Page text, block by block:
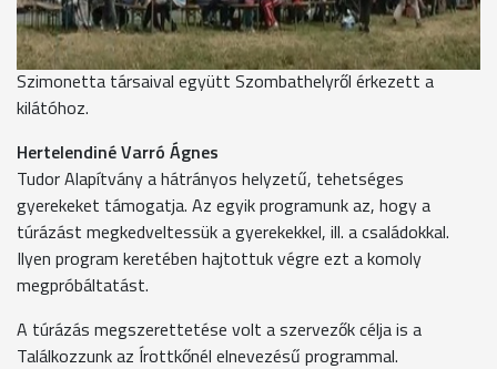
Horváth Szimonetta
Még kétszer ennyit lehetne gyalogolni, és akkor elfáradok.
Szimonetta társaival együtt Szombathelyről érkezett a
kilátóhoz.
Hertelendiné Varró Ágnes
Tudor Alapítvány a hátrányos helyzetű, tehetséges
gyerekeket támogatja. Az egyik programunk az, hogy a
túrázást megkedveltessük a gyerekekkel, ill. a családokkal.
Ilyen program keretében hajtottuk végre ezt a komoly
megpróbáltatást.
A túrázás megszerettetése volt a szervezők célja is a
Találkozzunk az Írottkőnél elnevezésű programmal.